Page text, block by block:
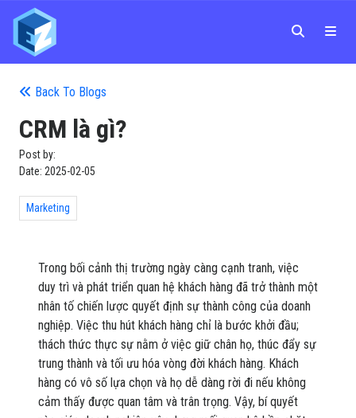
Back To Blogs
CRM là gì?
Post by:
Date: 2025-02-05
Marketing
Trong bối cảnh thị trường ngày càng cạnh tranh, việc
duy trì và phát triển quan hệ khách hàng đã trở thành một
nhân tố chiến lược quyết định sự thành công của doanh
nghiệp. Việc thu hút khách hàng chỉ là bước khởi đầu;
thách thức thực sự nằm ở việc giữ chân họ, thúc đẩy sự
trung thành và tối ưu hóa vòng đời khách hàng. Khách
hàng có vô số lựa chọn và họ dễ dàng rời đi nếu không
cảm thấy được quan tâm và trân trọng. Vậy, bí quyết